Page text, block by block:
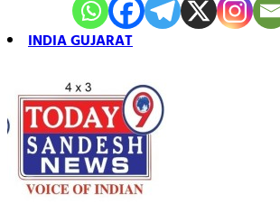
INDIA GUJARAT